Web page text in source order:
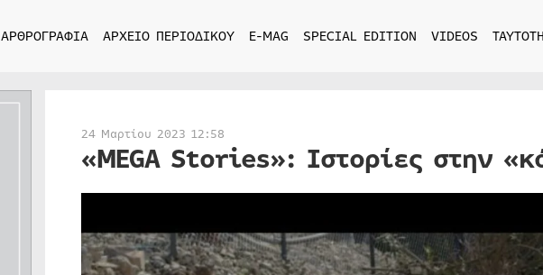
ΑΡΘΡΟΓΡΑΦΙΑ ΑΡΧΕΙΟ ΠΕΡΙΟΔΙΚΟΥ E-MAG SPECIAL EDITION VIDEOS
24 Μαρτίου 2023 12:58
«MEGA Stories»: Ιστορίες στην